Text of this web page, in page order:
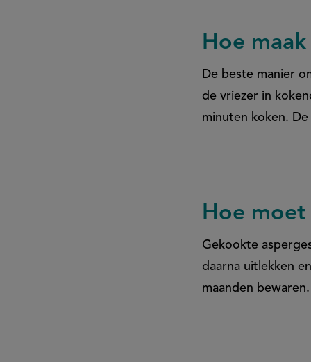
Hoe
De beste manier
de vriezer in
minuten koken.
Hoe moet
Gekookte
daarna uitlekken
maanden bewaren.